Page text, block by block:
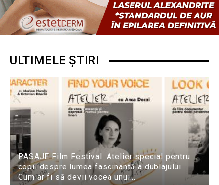
ULTIMELE ȘTIRI
PASAJE Film Festival: Atelier special pentru
copii despre lumea fascinantă a dublajului.
Cum ar fi să devii vocea unui...